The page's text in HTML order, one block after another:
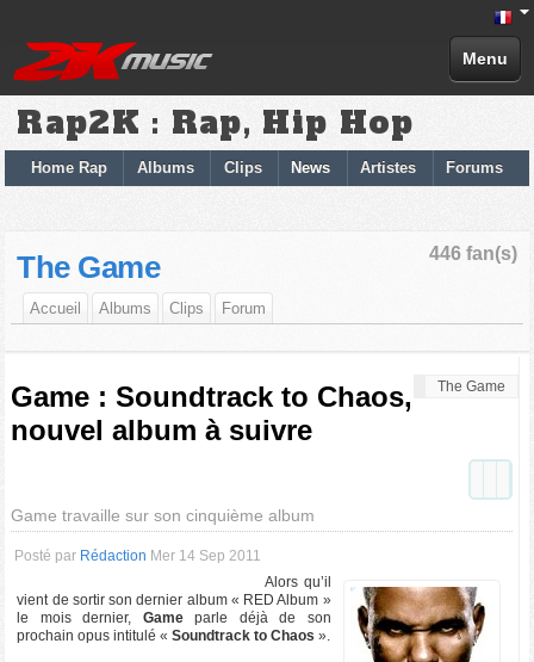
Menu
Rap2K : Rap, Hip Hop
Home Rap Albums Clips News Artistes Forums
446 fan(s)
The Game
Accueil Albums Clips Forum
The Game
Game : Soundtrack to Chaos,
nouvel album à suivre
Game travaille sur son cinquième album
Posté par Rédaction Mer 14 Sep 2011
Alors qu’il
vient de sortir son dernier album « RED Album »
le mois dernier, Gameparle déjà de son
prochain opus intitulé «Soundtrack to Chaos ».